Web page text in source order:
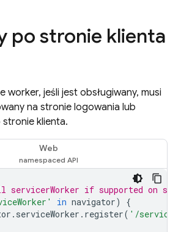
po stronie klienta
worker, jeśli jest obsługiwany, musi
na stronie logowania lub
klienta.
Web
if supported on sign-
in navigator)
{
. serviceWorker . register( '/service-